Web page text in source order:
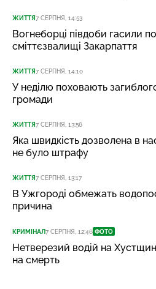
ЖИТТЯ7 СЕРПНЯ, 14:53
Вогнеборці півдоби гасили
сміттєзвалищі Закарпаття
ЖИТТЯ7 СЕРПНЯ, 14:10
У неділю поховають
громади
ЖИТТЯ7 СЕРПНЯ, 13:56
Яка швидкість дозволена в
не було штрафу
ЖИТТЯ7 СЕРПНЯ, 13:17
В Ужгороді обмежать
причина
КРИМІНАЛ7 СЕРПНЯ, 12:46 ФОТО
Нетверезий водій на
на смерть